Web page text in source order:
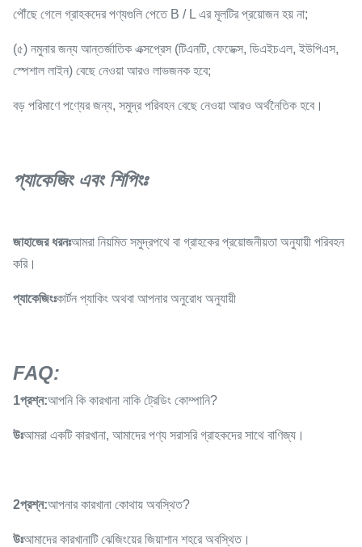
পৌঁছে গেলে গ্রাহকদের পণ্যগুলি পেতে B / L এর মূলটির প্রয়োজন হয় না;
(৫) নমুনার জন্য আন্তর্জাতিক এক্সপ্রেস (টিএনটি, ফেডেক্স, ডিএইচএল, ইউপিএস,
স্পেশাল লাইন) বেছে নেওয়া আরও লাভজনক হবে;
বড় পরিমাণে পণ্যের জন্য, সমুদ্র পরিবহন বেছে নেওয়া আরও অর্থনৈতিক হবে।
প্যাকেজিং এবং শিপিংঃ
জাহাজের ধরনঃআমরা নিয়মিত সমুদ্রপথে বা গ্রাহকের প্রয়োজনীয়তা অনুযায়ী পরিবহন
করি।
প্যাকেজিংঃকার্টন প্যাকিং অথবা আপনার অনুরোধ অনুযায়ী
FAQ:
1প্রশ্ন:আপনি কি কারখানা নাকি ট্রেডিং কোম্পানি?
উঃআমরা একটি কারখানা, আমাদের পণ্য সরাসরি গ্রাহকদের সাথে বাণিজ্য।
2প্রশ্ন:আপনার কারখানা কোথায় অবস্থিত?
উঃআমাদের কারখানাটি ঝেজিংয়ের জিয়াশান শহরে অবস্থিত।